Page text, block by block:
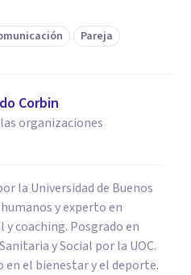
Pareja
Corbin
organizaciones
la Universidad de Buenos
y experto en
coaching. Posgrado en
y Social por la UOC.
el bienestar y el deporte.